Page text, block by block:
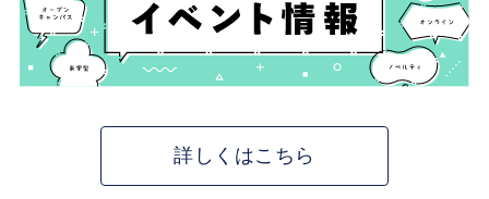
詳しくはこちら